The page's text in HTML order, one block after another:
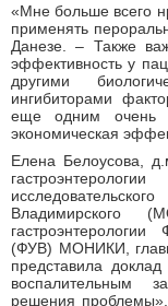
«Мне больше всего
применять
Данезе. – Также
эффективность у
другими
ингибиторами
еще одним очень
экономическая
Елена Белоусова,
Владимирского
гастроэнтерологии
(ФУВ) МОНИКИ,
представила
воспалительным
решения проблемы».